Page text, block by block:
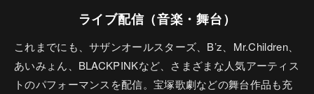
ライブ配信（音楽・舞台）
これまでにも、サザンオールスターズ、B’z、Mr.Children、
あいみょん、BLACKPINKなど、さまざまな人気アーティス
トのパフォーマンスを配信。宝塚歌劇などの舞台作品も充